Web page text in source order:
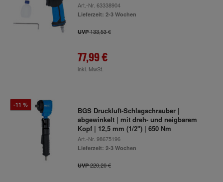
Art.-Nr. 63338904
Lieferzeit: 2-3 Wochen
UVP133,53 €
77,99 €
inkl. MwSt.
-11 %
BGS Druckluft-Schlagschrauber |
abgewinkelt | mit dreh- und neigbarem
Kopf | 12,5 mm (1/2") | 650 Nm
Art.-Nr. 98675196
Lieferzeit: 2-3 Wochen
UVP220,20 €